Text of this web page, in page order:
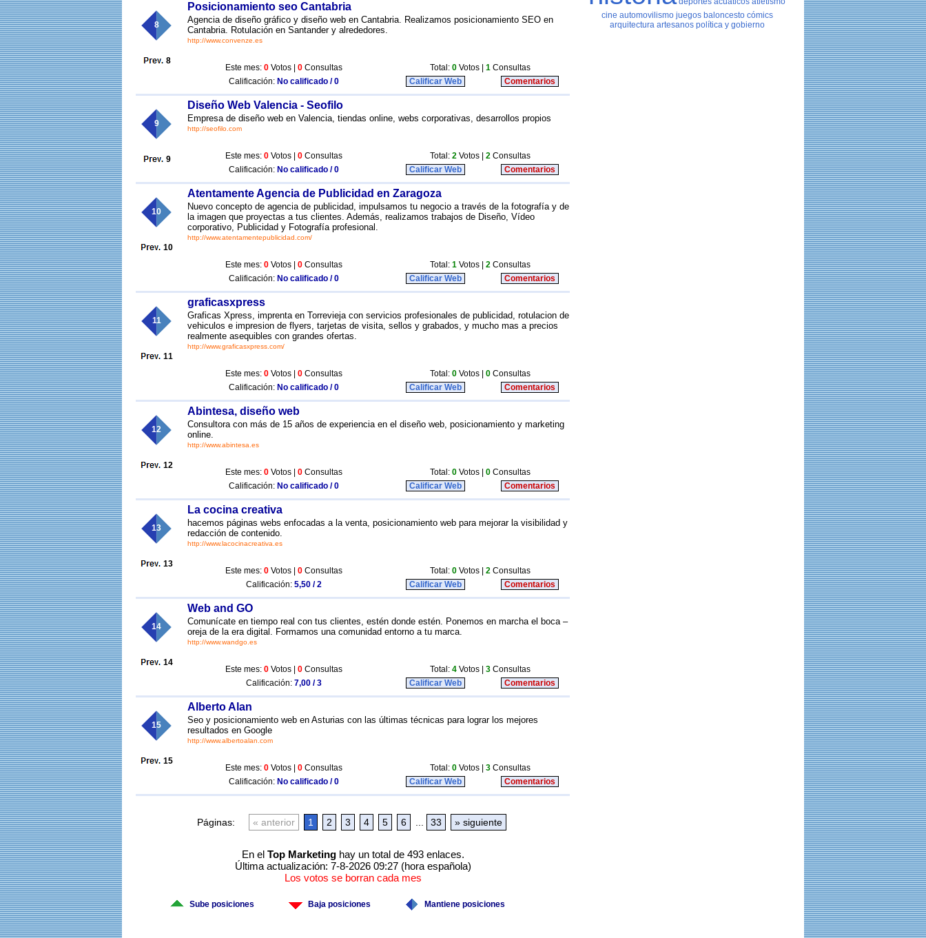
8
8
Posicionamiento seo Cantabria
Agencia de diseño gráfico y diseño web en Cantabria. Realizamos posicionamiento SEO en
Cantabria. Rotulación en Santander y alrededores.
http://www.convenze.es
Este mes: 0 Votos | 0 Consultas Total: 0 Votos | 1 Consultas
Calificación: No calificado / 0 Calificar Web Comentarios
9
9
Diseño Web Valencia - Seofilo
Empresa de diseño web en Valencia, tiendas online, webs corporativas, desarrollos propios
http://seofilo.com
Este mes: 0 Votos | 0 Consultas Total: 2 Votos | 2 Consultas
Calificación: No calificado / 0 Calificar Web Comentarios
10
10
Atentamente Agencia de Publicidad en Zaragoza
Nuevo concepto de agencia de publicidad, impulsamos tu negocio a través de la fotografía y de
la imagen que proyectas a tus clientes. Además, realizamos trabajos de Diseño, Vídeo
corporativo, Publicidad y Fotografía profesional.
http://www.atentamentepublicidad.com/
Este mes: 0 Votos | 0 Consultas Total: 1 Votos | 2 Consultas
Calificación: No calificado / 0 Calificar Web Comentarios
11
11
graficasxpress
Graficas Xpress, imprenta en Torrevieja con servicios profesionales de publicidad, rotulacion de
vehiculos e impresion de flyers, tarjetas de visita, sellos y grabados, y mucho mas a precios
realmente asequibles con grandes ofertas.
http://www.graficasxpress.com/
Este mes: 0 Votos | 0 Consultas Total: 0 Votos | 0 Consultas
Calificación: No calificado / 0 Calificar Web Comentarios
12
12
Abintesa, diseño web
Consultora con más de 15 años de experiencia en el diseño web, posicionamiento y marketing
online.
http://www.abintesa.es
Este mes: 0 Votos | 0 Consultas Total: 0 Votos | 0 Consultas
Calificación: No calificado / 0 Calificar Web Comentarios
13
13
La cocina creativa
hacemos páginas webs enfocadas a la venta, posicionamiento web para mejorar la visibilidad y
redacción de contenido.
http://www.lacocinacreativa.es
Este mes: 0 Votos | 0 Consultas Total: 0 Votos | 2 Consultas
Calificación: 5,50 / 2 Calificar Web Comentarios
14
14
Web and GO
Comunícate en tiempo real con tus clientes, estén donde estén. Ponemos en marcha el boca –
oreja de la era digital. Formamos una comunidad entorno a tu marca.
http://www.wandgo.es
Este mes: 0 Votos | 0 Consultas Total: 4 Votos | 3 Consultas
Calificación: 7,00 / 3 Calificar Web Comentarios
15
15
Alberto Alan
Seo y posicionamiento web en Asturias con las últimas técnicas para lograr los mejores
resultados en Google
http://www.albertoalan.com
Este mes: 0 Votos | 0 Consultas Total: 0 Votos | 3 Consultas
Calificación: No calificado / 0 Calificar Web Comentarios
Páginas: « anterior 1 2 3 4 5 6 33 » siguiente
En el Top Marketinghay un total de 493 enlaces.
Última actualización: 7-8-2026 09:27 (hora española)
Los votos se borran cada mes
Sube posiciones Baja posiciones Mantiene posiciones